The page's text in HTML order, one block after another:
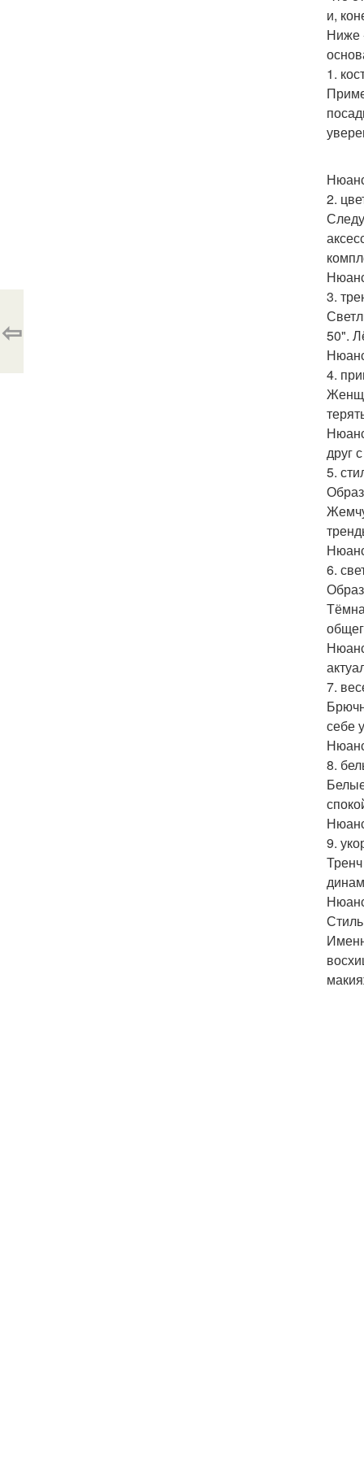
и,
Ниже
1.
2.
3.
50".
4.
друг
5.
6.
7.
себе
8.
9.
⇦